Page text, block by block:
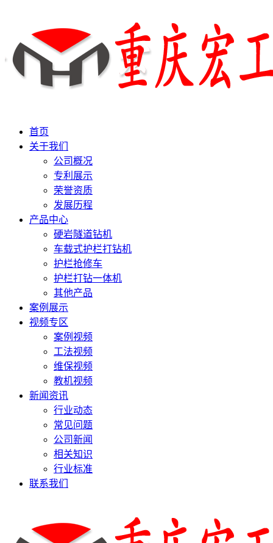
首页
关于我们
公司概况
专利展示
荣誉资质
发展历程
产品中心
硬岩隧道钻机
车载式护栏打钻机
护栏抢修车
护栏打钻一体机
其他产品
案例展示
视频专区
案例视频
工法视频
维保视频
教机视频
新闻资讯
行业动态
常见问题
公司新闻
相关知识
行业标准
联系我们